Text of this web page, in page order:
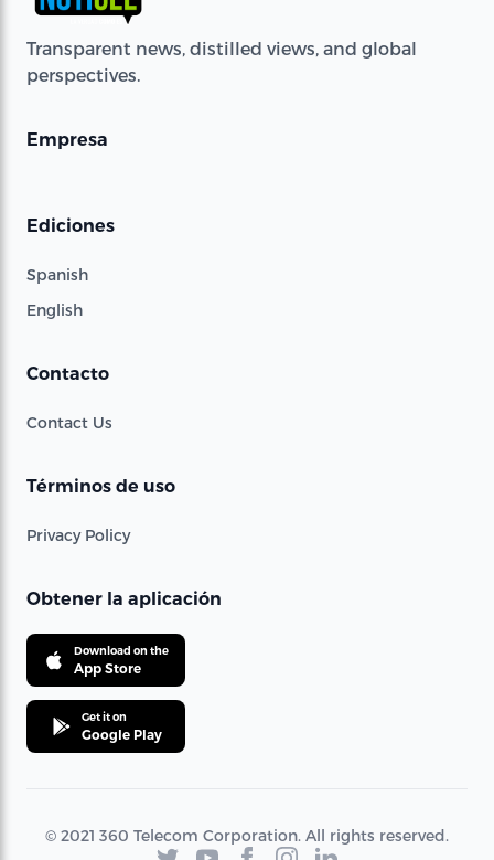
Transparent news, distilled views, and global
perspectives.
Empresa
Ediciones
Spanish
English
Contacto
Contact Us
Términos de uso
Privacy Policy
Obtener la aplicación
Download on the
App Store
Get it on
Google Play
© 2021 360 Telecom Corporation. All rights reserved.